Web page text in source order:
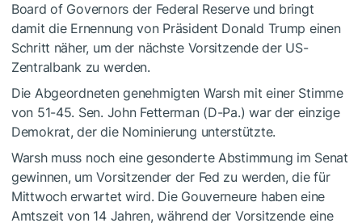
Board of Governors der Federal Reserve und bringt
damit die Ernennung von Präsident Donald Trump einen
Schritt näher, um der nächste Vorsitzende der US-
Zentralbank zu werden.
Die Abgeordneten genehmigten Warsh mit einer Stimme
von 51-45. Sen. John Fetterman (D-Pa.) war der einzige
Demokrat, der die Nominierung unterstützte.
Warsh muss noch eine gesonderte Abstimmung im Senat
gewinnen, um Vorsitzender der Fed zu werden, die für
Mittwoch erwartet wird. Die Gouverneure haben eine
Amtszeit von 14 Jahren, während der Vorsitzende eine